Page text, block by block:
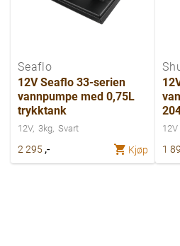
Seaflo
12V Seaflo 33-serien
vannpumpe med 0,75L
trykktank
12V 3kg Svart
2 295 ,- Kjøp
12V
1